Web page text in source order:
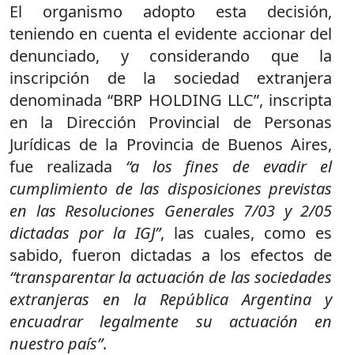
El organismo adopto esta decisión,
teniendo en cuenta el evidente accionar del
denunciado, y considerando que la
inscripción de la sociedad extranjera
denominada “BRP HOLDING LLC”, inscripta
en la Dirección Provincial de Personas
Jurídicas de la Provincia de Buenos Aires,
fue realizada “a los fines de evadir el
cumplimiento de las disposiciones previstas
en las Resoluciones Generales 7/03 y 2/05
dictadas por la IGJ”, las cuales, como es
sabido, fueron dictadas a los efectos de
“transparentar la actuación de las sociedades
extranjeras en la República Argentina y
encuadrar legalmente su actuación en
nuestro país”.